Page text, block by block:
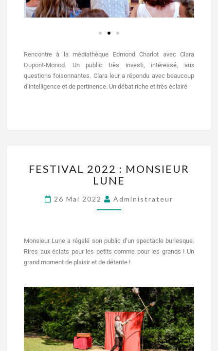
Rencontre à la médiathèque Edmond Charlot avec Clara
Dupont-Monod. Un public très investi, intéressé, aux
questions foisonnantes. Clara leur a répondu avec beaucoup
d’intelligence et de pertinence. Un débat riche et très éclairé
FESTIVAL 2022 : MONSIEUR
LUNE
26 Mai 2022 Administrateur
Monsieur Lune a régalé son public d’un spectacle burlesque.
Rires aux éclats pour les petits comme pour les grands ! Un
grand moment de plaisir et de détente !